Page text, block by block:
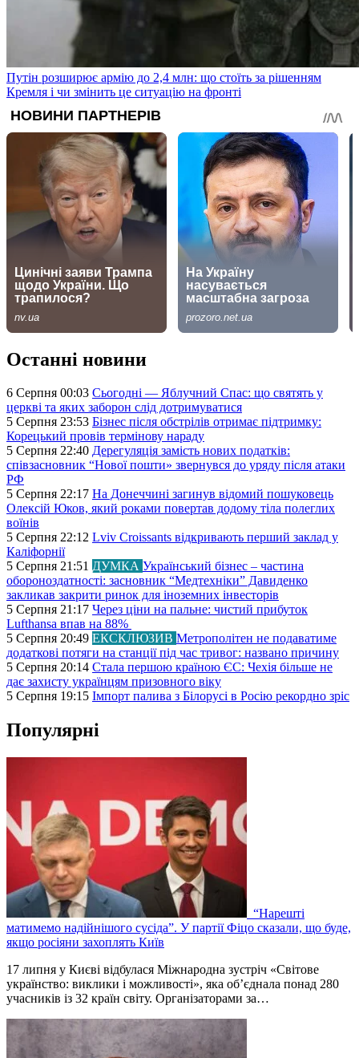
Путін розширює армію до 2,4 млн: що стоїть за рішенням
Кремля і чи змінить це ситуацію на фронті
Останні новини
6 Серпня 00:03 Сьогодні — Яблучний Спас: що святять у
церкві та яких заборон слід дотримуватися
5 Серпня 23:53 Бізнес після обстрілів отримає підтримку:
Корецький провів термінову нараду
5 Серпня 22:40 Дерегуляція замість нових податків:
співзасновник “Нової пошти» звернувся до уряду після атаки
РФ
5 Серпня 22:17 На Донеччині загинув відомий пошуковець
Олексій Юков, який роками повертав додому тіла полеглих
воїнів
5 Серпня 22:12 Lviv Croissants відкривають перший заклад у
Каліфорнії
5 Серпня 21:51 ДУМКА Український бізнес – частина
обороноздатності: засновник “Медтехніки” Давиденко
закликав закрити ринок для іноземних інвесторів
5 Серпня 21:17 Через ціни на пальне: чистий прибуток
Lufthansa впав на 88%
5 Серпня 20:49 ЕКСКЛЮЗИВ Метрополітен не подаватиме
додаткові потяги на станції під час тривог: названо причину
5 Серпня 20:14 Стала першою країною ЄС: Чехія більше не
дає захисту українцям призовного віку
5 Серпня 19:15 Імпорт палива з Білорусі в Росію рекордно зріс
Популярні
“Нарешті
матимемо надійнішого сусіда”. У партії Фіцо сказали, що буде,
якщо росіяни захоплять Київ
17 липня у Києві відбулася Міжнародна зустріч «Світове
українство: виклики і можливості», яка об’єднала понад 280
учасників із 32 країн світу. Організаторами за…